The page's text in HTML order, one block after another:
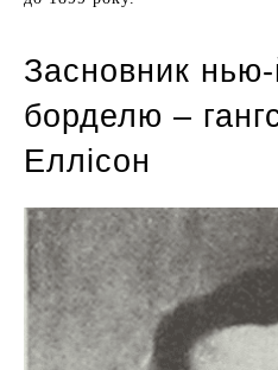
Засновник нью-
борделю –
Еллісон